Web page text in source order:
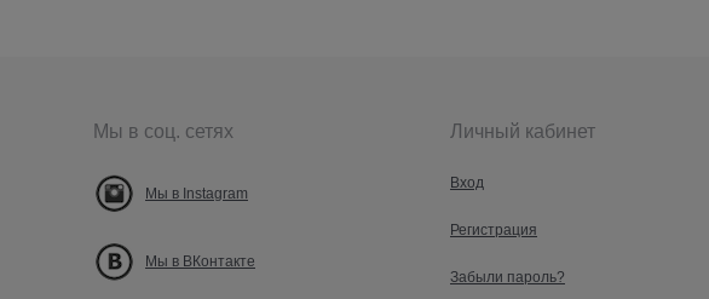
Мы в соц. сетях
Мы в Instagram
Мы в ВКонтакте
Личный кабинет
Вход
Регистрация
Забыли пароль?